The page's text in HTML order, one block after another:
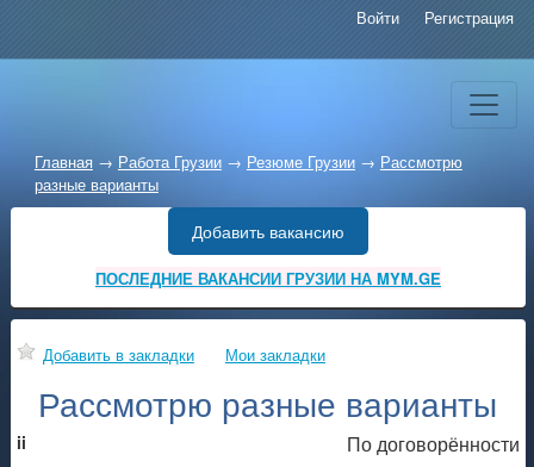
Войти Регистрация
Главная → Работа Грузии→ Резюме Грузии→ Рассмотрю
разные варианты
Добавить вакансию
ПОСЛЕДНИЕ ВАКАНСИИ ГРУЗИИ НА MYM.GE
Добавить в закладки Мои закладки
Рассмотрю разные варианты
ii По договорённости